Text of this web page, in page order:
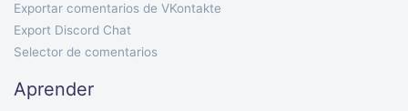
Exportar comentarios de VKontakte
Export Discord Chat
Selector de comentarios
Aprender